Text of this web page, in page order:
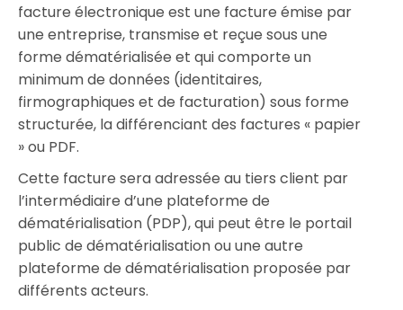
facture électronique est une facture émise par
une entreprise, transmise et reçue sous une
forme dématérialisée et qui comporte un
minimum de données (identitaires,
firmographiques et de facturation) sous forme
structurée, la différenciant des factures « papier
» ou PDF.
Cette facture sera adressée au tiers client par
l’intermédiaire d’une plateforme de
dématérialisation (PDP), qui peut être le portail
public de dématérialisation ou une autre
plateforme de dématérialisation proposée par
différents acteurs.